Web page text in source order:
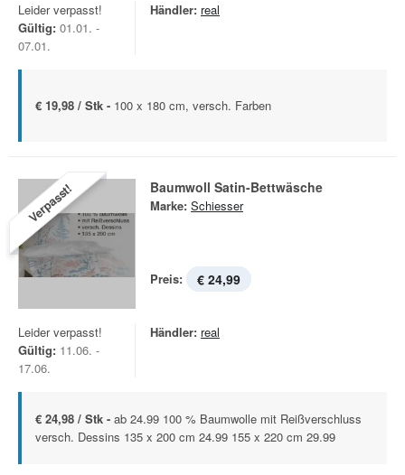
Leider verpasst!
Gültig: 01.01. -
07.01.
Händler: real
€ 19,98 / Stk - 100 x 180 cm, versch. Farben
Verpasst! Baumwoll Satin-Bettwäsche
Marke: Schiesser
Preis: € 24,99
Leider verpasst!
Gültig: 11.06. -
17.06.
Händler: real
€ 24,98 / Stk - ab 24.99 100 % Baumwolle mit Reißverschluss
versch. Dessins 135 x 200 cm 24.99 155 x 220 cm 29.99